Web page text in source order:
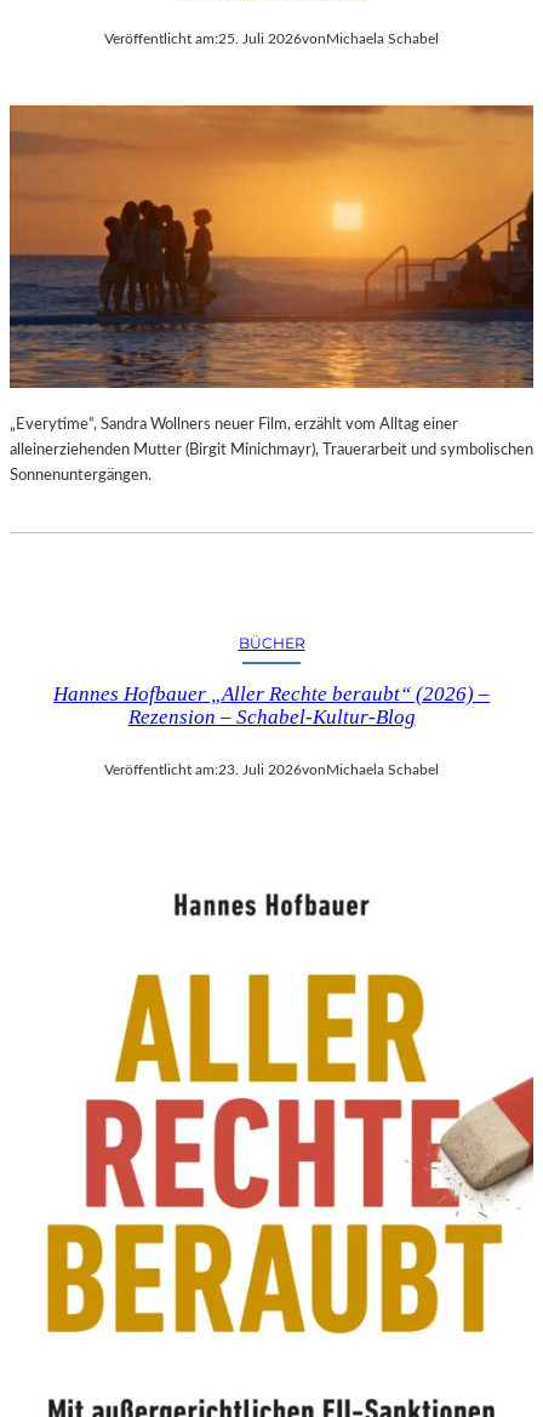
Veröffentlicht am:25. Juli 2026von Michaela Schabel
„Everytime“, Sandra Wollners neuer Film, erzählt vom Alltag einer
alleinerziehenden Mutter (Birgit Minichmayr), Trauerarbeit und symbolischen
Sonnenuntergängen.
BÜCHER
Hannes Hofbauer „Aller Rechte beraubt“ (2026) –
Rezension – Schabel-Kultur-Blog
Veröffentlicht am:23. Juli 2026vonMichaela Schabel